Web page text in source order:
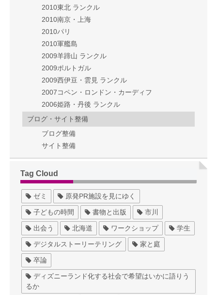
2010東北 ランクル
2010南京・上海
2010パリ
2010軍艦島
2009羊蹄山 ランクル
2009ポルトガル
2009西伊豆・雲見 ランクル
2007コペン・ロンドン・カーディフ
2006姫路・丹後 ランクル
ブログ・サイト整備
ブログ整備
サイト整備
Tag Cloud
ゼミ 原発PR施設を見にゆく
子どもの時間 書物と出版 市川
出会う 北海道 ワークショップ 学生
デジタルストーリーテリング 家と庭
卒論
ディズニーランド化する社会で希望はいかに語りう
るか